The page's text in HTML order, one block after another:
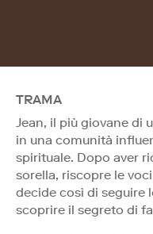
TRAMA
Jean, il più giovane di
in una comunità
spirituale. Dopo aver
sorella, riscopre le
decide così di seguire
scoprire il segreto di